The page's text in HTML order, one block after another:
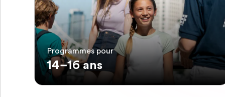
Programmes pour
14–16 ans